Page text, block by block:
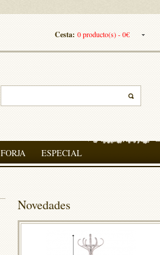
Cesta: 0 producto(s) - 0€
FORJA ESPECIAL
Novedades